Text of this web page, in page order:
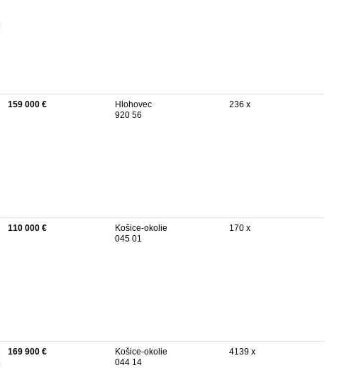
159 000 €
Hlohovec
920 56
236 x
110 000 €
Košice-okolie
045 01
170 x
169 900 €
Košice-okolie
044 14
4139 x